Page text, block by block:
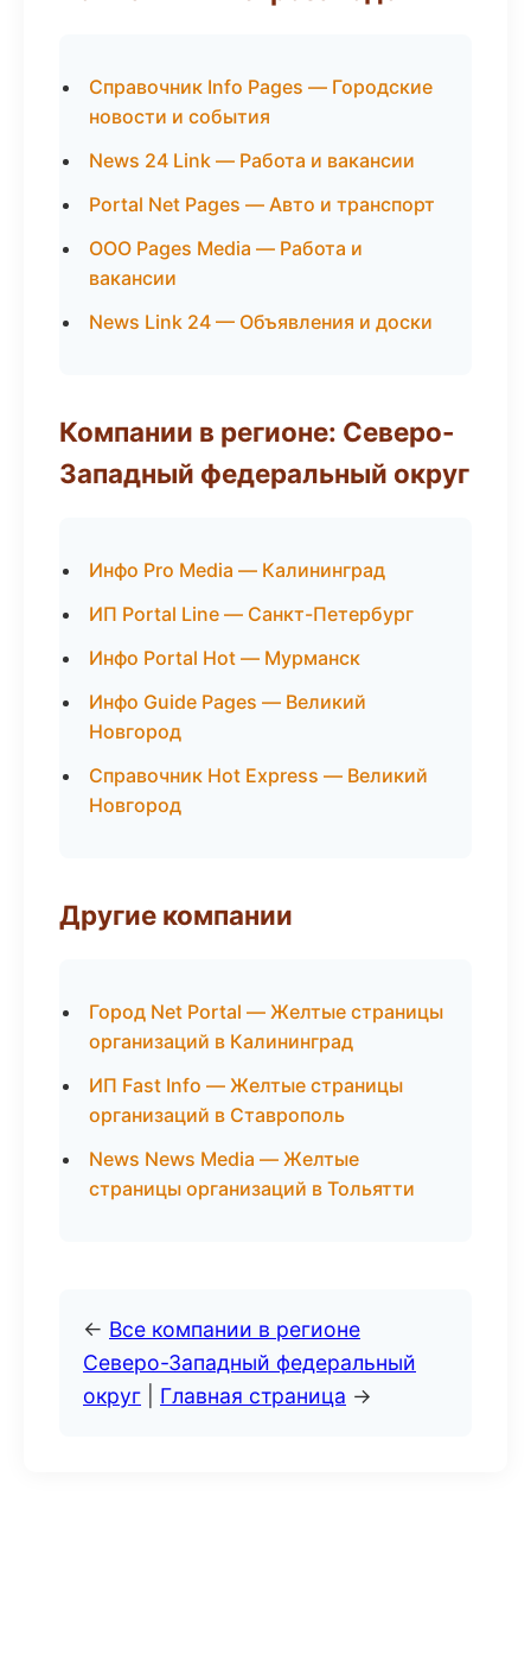
Справочник Info Pages — Городские
новости и события
News 24 Link — Работа и вакансии
Portal Net Pages — Авто и транспорт
ООО Pages Media — Работа и
вакансии
News Link 24 — Объявления и доски
Компании в регионе: Северо-
Западный федеральный округ
Инфо Pro Media — Калининград
ИП Portal Line — Санкт-Петербург
Инфо Portal Hot — Мурманск
Инфо Guide Pages — Великий
Новгород
Справочник Hot Express — Великий
Новгород
Другие компании
Город Net Portal — Желтые страницы
организаций в Калининград
ИП Fast Info — Желтые страницы
организаций в Ставрополь
News News Media — Желтые
страницы организаций в Тольятти
← Все компании в регионе
Северо-Западный федеральный
округ
Главная страница →